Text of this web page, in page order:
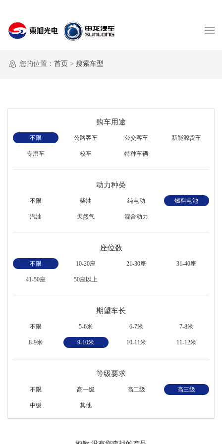
您的位置： 首页 > 搜索车型
购车用途
不限 公路客车 公交客车 新能源货车
专用车 校车 特种车辆
动力种类
不限 柴油 纯电动 燃料电池
汽油 天然气 混合动力
座位数
不限 10-20座 21-30座 31-40座
41-50座 50座以上
期望车长
不限 5-6米 6-7米 7-8米
8-9米 9-10米 10-11米 11-12米
等级要求
不限 高一级 高二级 高三级
中级 其他